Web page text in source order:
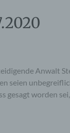
Anwalt
seien
gesagt worden